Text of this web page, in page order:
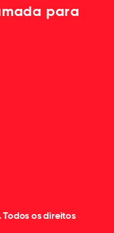
para
os direitos